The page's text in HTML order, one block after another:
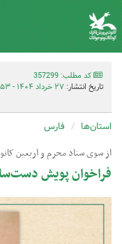
کد مطلب: 357299
تاریخ انتشار: ۲۷ خرداد ۱۴۰۴ - ۰۶:۵۳
استان‌ها فارس
از سوی ستاد محرم و اربعین
فراخوان پویش